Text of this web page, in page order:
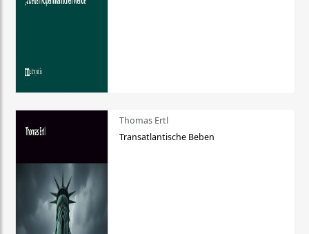
Thomas Ertl
Transatlantische Beben